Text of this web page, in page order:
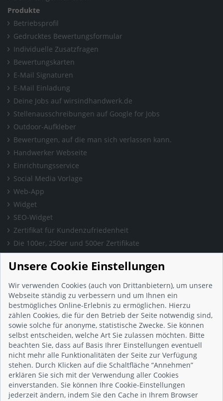
Produkte
Betriebsprofil
Gedrucktes Bewertungsformular
Individuelle Zusatzfragen
Bewertungskarten
E-Mail Signaturen
E-Mail Einladung
Deine Jobs auf wirsindhandwerk.de
Stellenausschreibungen auf Google for Jobs
Outdoor-Aufkleber
Bewertungen, auf die man sich verlassen kann.
Handwerker Webseite
Einrichtungsservice
Social Media Vorlage
Web-App
Widget
SEO-Widget
Zertifikat für Kundenzufriedenheit
Die 100er, 250er und 500er Zertifikate
Presse & Wissen
Presse und Informationen
Blog
Häufig gestellte Fragen (FAQ)
Studie: Digitalisierungsbarometer
Initiative gegen Fake-Bewertungen
Kunden Informationen
Beratungsgespräch vereinbaren
Impressum
Datenschutz
AGB
Nutzungsbedingungen
Unsere Cookie Einstellungen
Wir verwenden Cookies (auch von Drittanbietern), um unsere
Webseite ständig zu verbessern und um Ihnen ein
bestmögliches Online-Erlebnis zu ermöglichen. Hierzu
zählen Cookies, die für den Betrieb der Seite notwendig sind,
sowie solche für anonyme, statistische Zwecke. Sie können
selbst entscheiden, welche Art Sie zulassen möchten. Bitte
beachten Sie, dass auf Basis Ihrer Einstellungen eventuell
nicht mehr alle Funktionalitäten der Seite zur Verfügung
stehen. Durch Klicken auf die Schaltfläche “Annehmen”
erklären Sie sich mit der Verwendung aller Cookies
einverstanden. Sie können Ihre Cookie-Einstellungen
jederzeit ändern, indem Sie den Cache in Ihrem Browser